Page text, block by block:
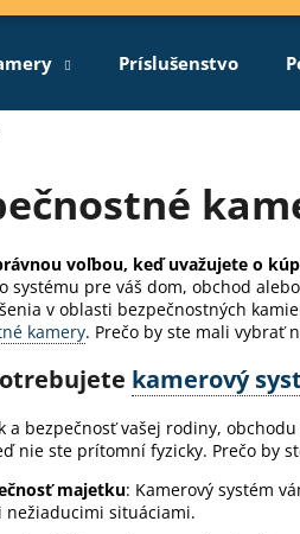
Príslušenstvo
voľbou, keď uvažujete o
systému pre váš dom, obchod
v oblasti bezpečnostných
kamery. Prečo by ste mali vybrať
kamerový
a bezpečnosť vašej rodiny,
nie ste prítomní fyzicky. Prečo by
majetku: Kamerový systém
nežiaducimi situáciami.
nájsť?
HĽADAŤ
Odporúčame